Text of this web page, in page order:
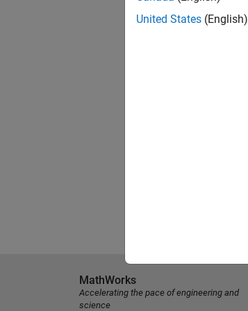
United States (English)
MathWorks
Accelerating the pace of engineering and
science